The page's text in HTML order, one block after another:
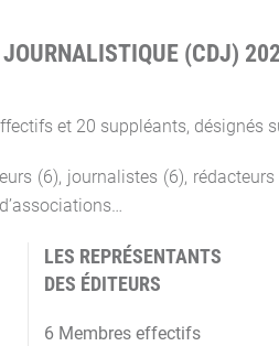
JOURNALISTIQUE (CDJ)
et 20 suppléants,
(6), journalistes (6),
LES REPRÉSENTANTS
DES ÉDITEURS
6 Membres effectifs